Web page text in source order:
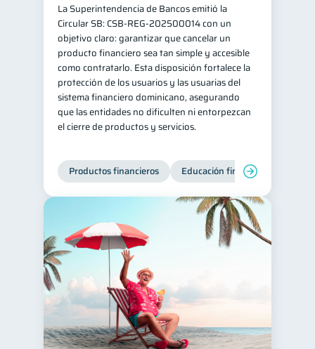
ahorro 1 Retiro 1
Doble sueldo 1
Gasto responsable 1
información financiera 1
La Superintendencia de Bancos emitió la
Circular SB: CSB‑REG‑202500014 con un
objetivo claro: garantizar que cancelar un
producto financiero sea tan simple y accesible
como contratarlo. Esta disposición fortalece la
protección de los usuarios y las usuarias del
sistema financiero dominicano, asegurando
que las entidades no dificulten ni entorpezcan
el cierre de productos y servicios.
Productos financieros Educación financiera